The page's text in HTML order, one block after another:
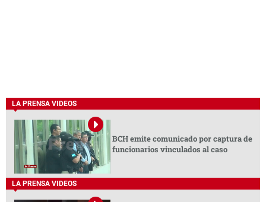
LA PRENSA VIDEOS
BCH emite comunicado por captura de
funcionarios vinculados al caso
LA PRENSA VIDEOS